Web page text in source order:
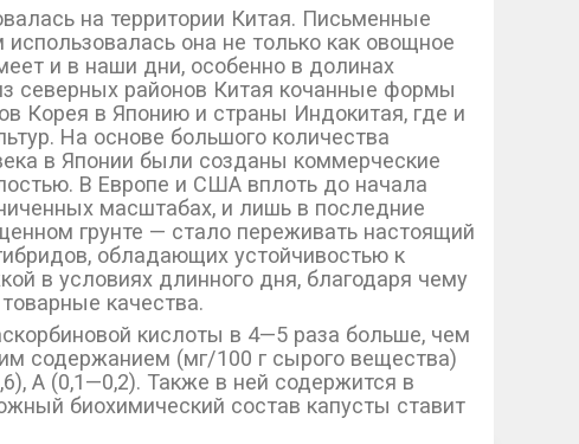
на территории Китая. Письменные
она не только как овощное
и в наши дни, особенно в долинах
северных районов Китая кочанные формы
Корея в Японию и страны Индокитая, где и
На основе большого количества
в Японии были созданы коммерческие
В Европе и США вплоть до начала
масштабах, и лишь в последние
грунте — стало переживать настоящий
обладающих устойчивостью к
в условиях длинного дня, благодаря чему
качества.
кислоты в 4—5 раза больше, чем
содержанием (мг/100 г сырого вещества)
А (0,1—0,2). Также в ней содержится в
биохимический состав капусты ставит